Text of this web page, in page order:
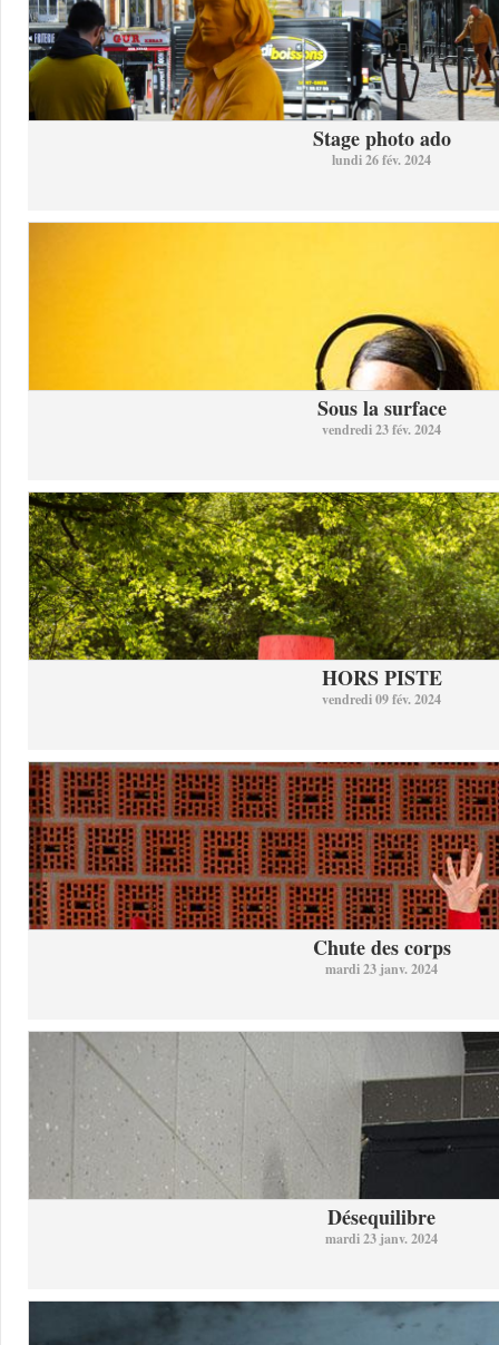
Stage photo ado
lundi 26 fév. 2024
Sous la surface
vendredi 23 fév. 2024
HORS PISTE
vendredi 09 fév. 2024
Chute des corps
mardi 23 janv. 2024
Désequilibre
mardi 23 janv. 2024